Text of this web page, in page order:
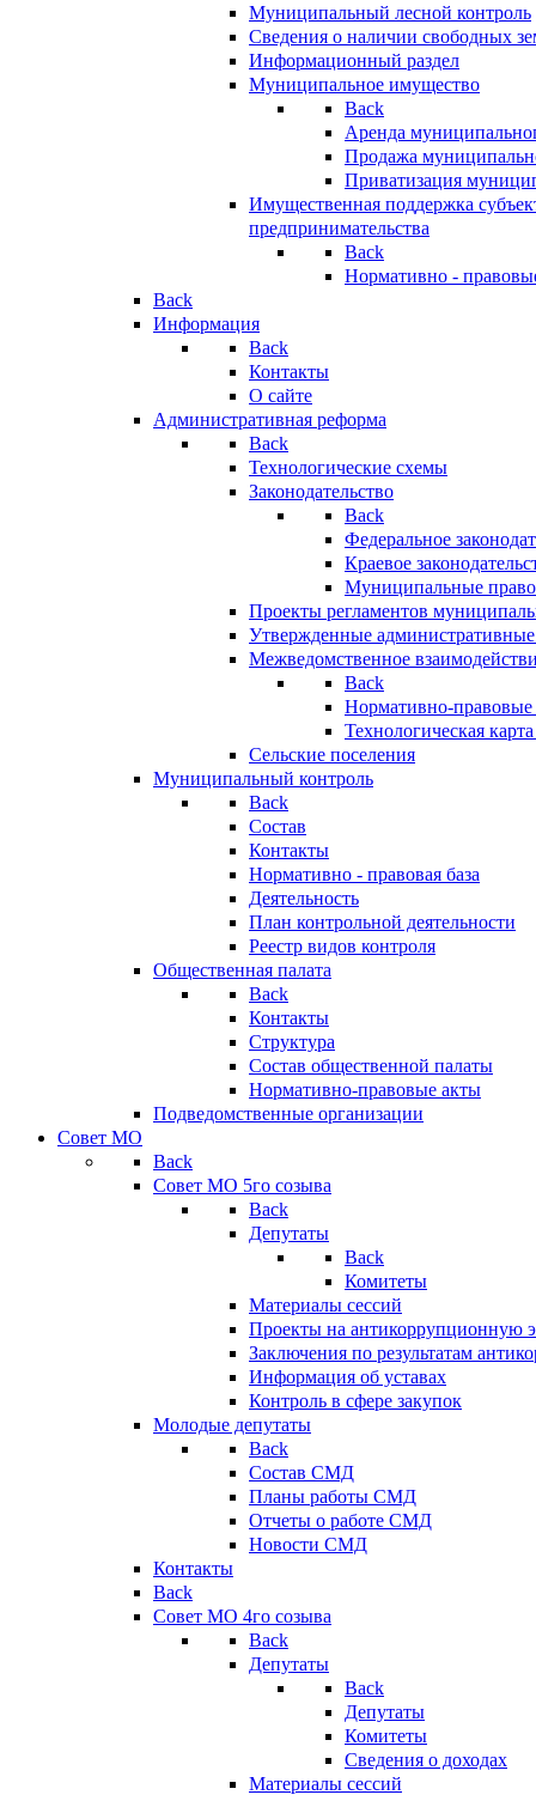
Муниципальный лесной контроль
Сведения о наличии свободных
Информационный раздел
Муниципальное имущество
Back
Аренда
Продажа
Приватизация
Имущественная поддержка
предпринимательства
Back
Нормативно -
Back
Информация
Back
Контакты
О сайте
Административная реформа
Back
Технологические схемы
Законодательство
Back
Федеральное
Краевое
Муниципальные
Проекты регламентов
Утвержденные
Межведомственное
Back
Нормативно-правовые
Технологическая
Сельские поселения
Муниципальный контроль
Back
Состав
Контакты
Нормативно - правовая база
Деятельность
План контрольной деятельности
Реестр видов контроля
Общественная палата
Back
Контакты
Структура
Состав общественной палаты
Нормативно-правовые акты
Подведомственные организации
Совет МО
Back
Совет МО 5го созыва
Back
Депутаты
Back
Комитеты
Материалы сессий
Проекты на антикоррупционную
Заключения по результатам
Информация об уставах
Контроль в сфере закупок
Молодые депутаты
Back
Состав СМД
Планы работы СМД
Отчеты о работе СМД
Новости СМД
Контакты
Back
Совет МО 4го созыва
Back
Депутаты
Back
Депутаты
Комитеты
Сведения о доходах
Материалы сессий